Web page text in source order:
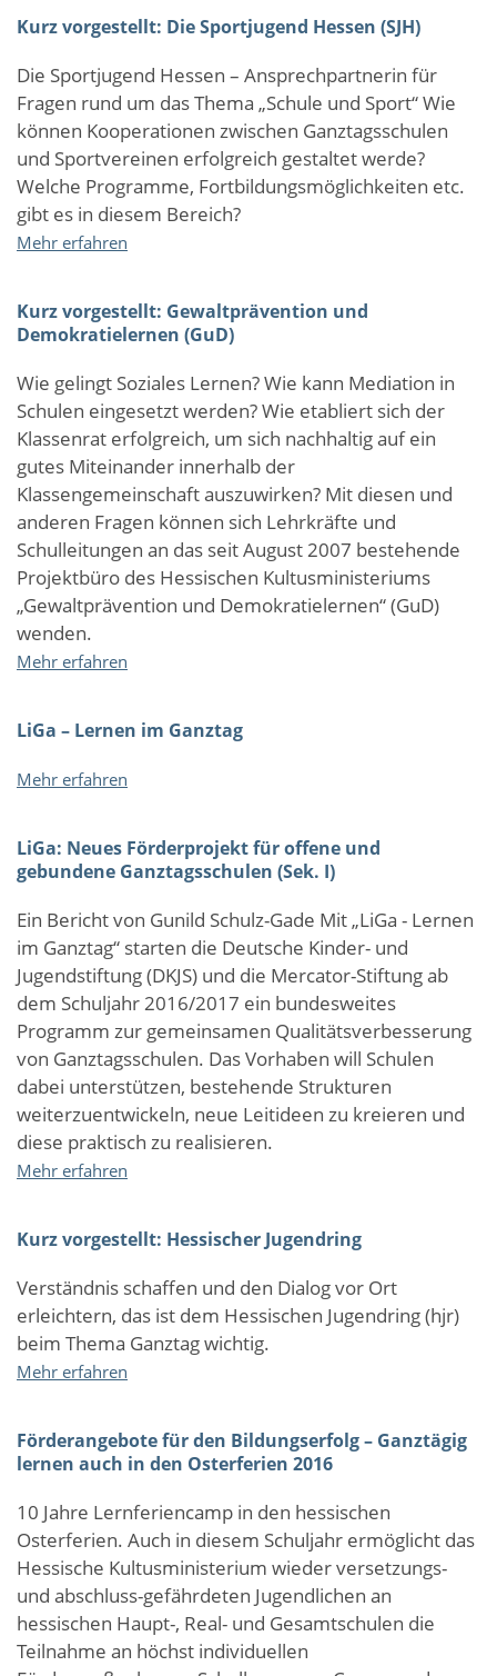
Das
Kulturelle
Bildung
des
Hessischen
Ministeriums
für
Kultus,
Bildung
Kurz vorgestellt: Die Sportjugend Hessen (SJH)
Die Sportjugend Hessen – Ansprechpartnerin für
Fragen rund um das Thema „Schule und Sport“ Wie
können Kooperationen zwischen Ganztagsschulen
und Sportvereinen erfolgreich gestaltet werde?
Welche Programme, Fortbildungsmöglichkeiten etc.
gibt es in diesem Bereich?
Mehr erfahren
Die
Sportjugend
(SJH)
Kurz vorgestellt: Gewaltprävention und
Demokratielernen (GuD)
Wie gelingt Soziales Lernen? Wie kann Mediation in
Schulen eingesetzt werden? Wie etabliert sich der
Klassenrat erfolgreich, um sich nachhaltig auf ein
gutes Miteinander innerhalb der
Klassengemeinschaft auszuwirken? Mit diesen und
anderen Fragen können sich Lehrkräfte und
Schulleitungen an das seit August 2007 bestehende
Projektbüro des Hessischen Kultusministeriums
„Gewaltprävention und Demokratielernen“ (GuD)
wenden.
Mehr erfahren
Gewaltprävention
LiGa – Lernen im Ganztag
Mehr erfahren
Lernen
im
LiGa: Neues Förderprojekt für offene und
gebundene Ganztagsschulen (Sek. I)
Ein Bericht von Gunild Schulz-Gade Mit „LiGa - Lernen
im Ganztag“ starten die Deutsche Kinder- und
Jugendstiftung (DKJS) und die Mercator-Stiftung ab
dem Schuljahr 2016/2017 ein bundesweites
Programm zur gemeinsamen Qualitätsverbesserung
von Ganztagsschulen. Das Vorhaben will Schulen
dabei unterstützen, bestehende Strukturen
weiterzuentwickeln, neue Leitideen zu kreieren und
diese praktisch zu realisieren.
Mehr erfahren
Förderprojekt
offene
und
gebundene
Ganztagsschulen
(Sek.
Kurz vorgestellt: Hessischer Jugendring
Verständnis schaffen und den Dialog vor Ort
erleichtern, das ist dem Hessischen Jugendring (hjr)
beim Thema Ganztag wichtig.
Mehr erfahren
Hessischer
Jugendring
Förderangebote für den Bildungserfolg – Ganztägig
lernen auch in den Osterferien 2016
10 Jahre Lernferiencamp in den hessischen
Osterferien. Auch in diesem Schuljahr ermöglicht das
Hessische Kultusministerium wieder versetzungs-
und abschluss-gefährdeten Jugendlichen an
hessischen Haupt-, Real- und Gesamtschulen die
Teilnahme an höchst individuellen